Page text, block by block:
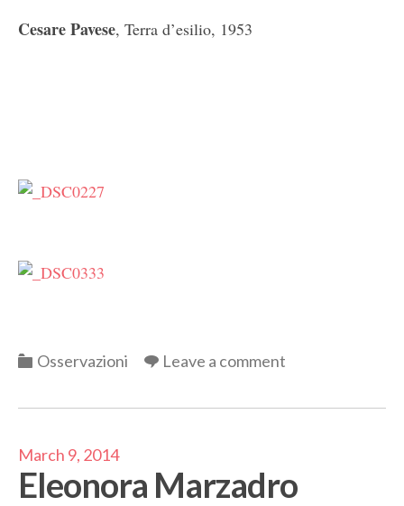
Cesare Pavese, Terra d’esilio, 1953
Categories
Osservazioni Leave a comment
March 9, 2014
Eleonora Marzadro